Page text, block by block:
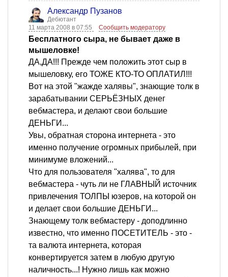
Александр Пузанов
Дебютант
11 марта 2008 в 07:55
Сообщить модератору
Бесплатного сыра, не бывает даже в
мышеловке!
ДА,ДА!!! Прежде чем положить этот сыр в
мышеловку, его ТОЖЕ КТО-ТО ОПЛАТИЛ!!!
Вот на этой "жажде халявы", знающие толк в
зарабатывании СЕРЬЁЗНЫХ денег
вебмастера, и делают свои большие
ДЕНЬГИ...
Увы, обратная сторона интернета - это
именно получение огромных прибылей, при
минимуме вложений...
Что для пользователя "халява", то для
вебмастера - чуть ли не ГЛАВНЫЙ источник
привлечения ТОЛПЫ юзеров, на которой он
и делает свои большие ДЕНЬГИ...
Знающему толк вебмастеру - доподлинно
известно, что именно ПОСЕТИТЕЛЬ - это -
та валюта интернета, которая
конвертируется затем в любую другую
наличность...! Нужно лишь как можно